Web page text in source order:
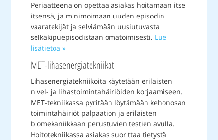
Periaatteena on opettaa asiakas hoitamaan itse
itsensä, ja minimoimaan uuden episodin
vaaratekijät ja selviämään uusiutuvasta
selkäkipuepisodistaan omatoimisesti. Lue
lisätietoa »
MET-lihasenergiatekniikat
Lihasenergiatekniikoita käytetään erilaisten
nivel- ja lihastoimintahäiriöiden korjaamiseen.
MET-tekniikassa pyritään löytämään kehonosan
toimintahäiriöt palpaation ja erilaisten
biomekaniikkaan perustuvien testien avulla.
Hoitotekniikassa asiakas suorittaa tietystä